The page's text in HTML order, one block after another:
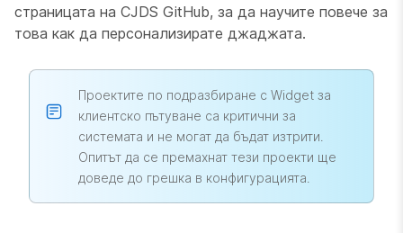
страницата на CJDS GitHub, за да научите повече за
това как да персонализирате джаджата.
Проектите по подразбиране с Widget за
клиентско пътуване са критични за
системата и не могат да бъдат изтрити.
Опитът да се премахнат тези проекти ще
доведе до грешка в конфигурацията.